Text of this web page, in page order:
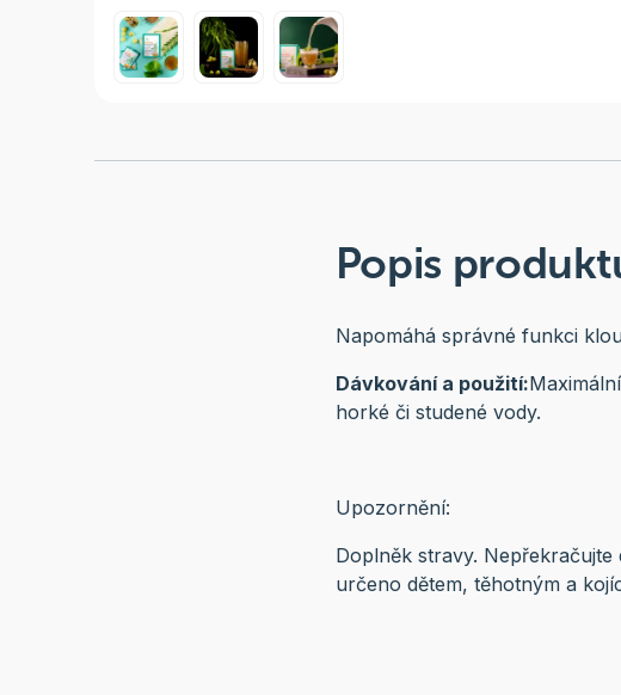
Popis
Napomáhá správné funkci
Dávkování a použití:
horké či studené vody.
Upozornění:
Doplněk stravy.
určeno dětem, těhotným a